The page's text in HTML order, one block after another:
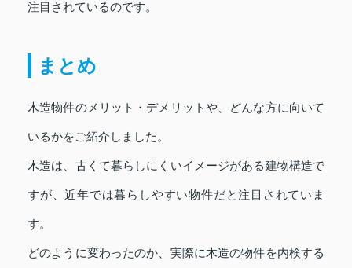
注目されているのです。
まとめ
木造物件のメリット・デメリットや、どんな方に向いて
いるかをご紹介しました。
木造は、古くて暮らしにくいイメージがある建物構造で
すが、近年では暮らしやすい物件だと注目されていま
す。
どのように変わったのか、実際に木造の物件を内検する